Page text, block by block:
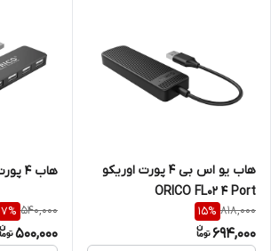
هاب یو اس بی 4 پورت اوریکو
ORICO FL02 4 Port
818,000
15%
694,000
هاب 4 پورت USB 2.0 اوریکو FL01
540,000
7%
500,000